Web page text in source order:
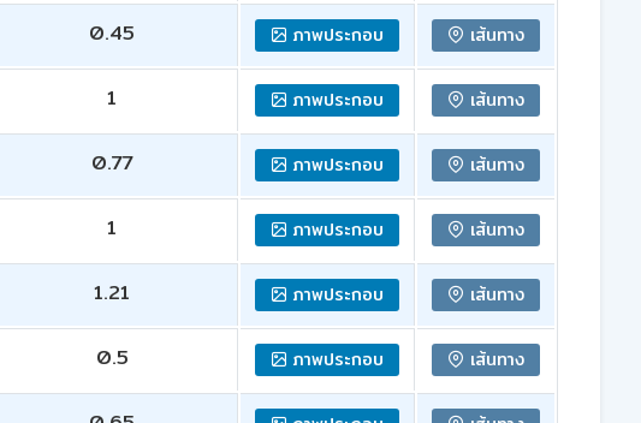
0.45 ภาพประกอบ เส้นทาง
1 ภาพประกอบ เส้นทาง
0.77 ภาพประกอบ เส้นทาง
1 ภาพประกอบ เส้นทาง
1.21 ภาพประกอบ เส้นทาง
0.5 ภาพประกอบ เส้นทาง